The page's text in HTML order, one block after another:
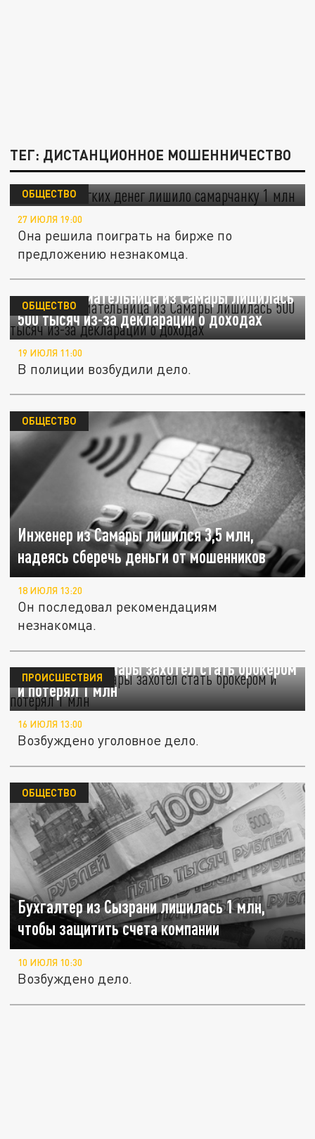
ТЕГ: ДИСТАНЦИОННОЕ МОШЕННИЧЕСТВО
Желание лёгких денег лишило самарчанку
1 млн
ОБЩЕСТВО
27 ИЮЛЯ 19:00
Она решила поиграть на бирже по
предложению незнакомца.
Предпринимательница из Самары лишилась
500 тысяч из-за декларации о доходах
ОБЩЕСТВО
19 ИЮЛЯ 11:00
В полиции возбудили дело.
Инженер из Самары лишился 3,5 млн,
надеясь сберечь деньги от мошенников
ОБЩЕСТВО
18 ИЮЛЯ 13:20
Он последовал рекомендациям
незнакомца.
Инженер из Самары захотел стать брокером
и потерял 1 млн
ПРОИСШЕСТВИЯ
16 ИЮЛЯ 13:00
Возбуждено уголовное дело.
Бухгалтер из Сызрани лишилась 1 млн,
чтобы защитить счета компании
ОБЩЕСТВО
10 ИЮЛЯ 10:30
Возбуждено дело.